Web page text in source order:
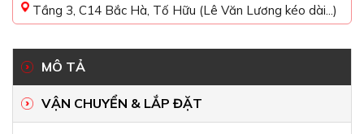
Tầng 3, C14 Bắc Hà, Tố Hữu (Lê Văn Lương kéo dài...)
MÔ TẢ
VẬN CHUYỂN & LẮP ĐẶT